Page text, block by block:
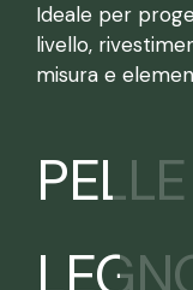
Ideale per
livello,
misura e
PELLE
PELLE